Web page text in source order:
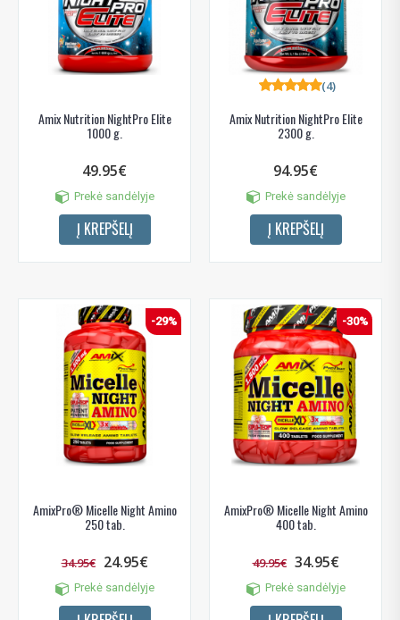
Amix Nutrition NightPro Elite
1000 g.
49.95€
Prekė sandėlyje
Į KREPŠELĮ
Amix Nutrition NightPro Elite
2300 g.
(4)
94.95€
Prekė sandėlyje
Į KREPŠELĮ
-29%
AmixPro® Micelle Night Amino
250 tab.
34.95€ 24.95€
Prekė sandėlyje
-30%
AmixPro® Micelle Night Amino
400 tab.
49.95€ 34.95€
Prekė sandėlyje